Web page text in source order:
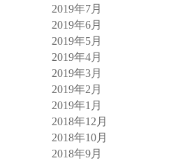
2019年7月
2019年6月
2019年5月
2019年4月
2019年3月
2019年2月
2019年1月
2018年12月
2018年10月
2018年9月